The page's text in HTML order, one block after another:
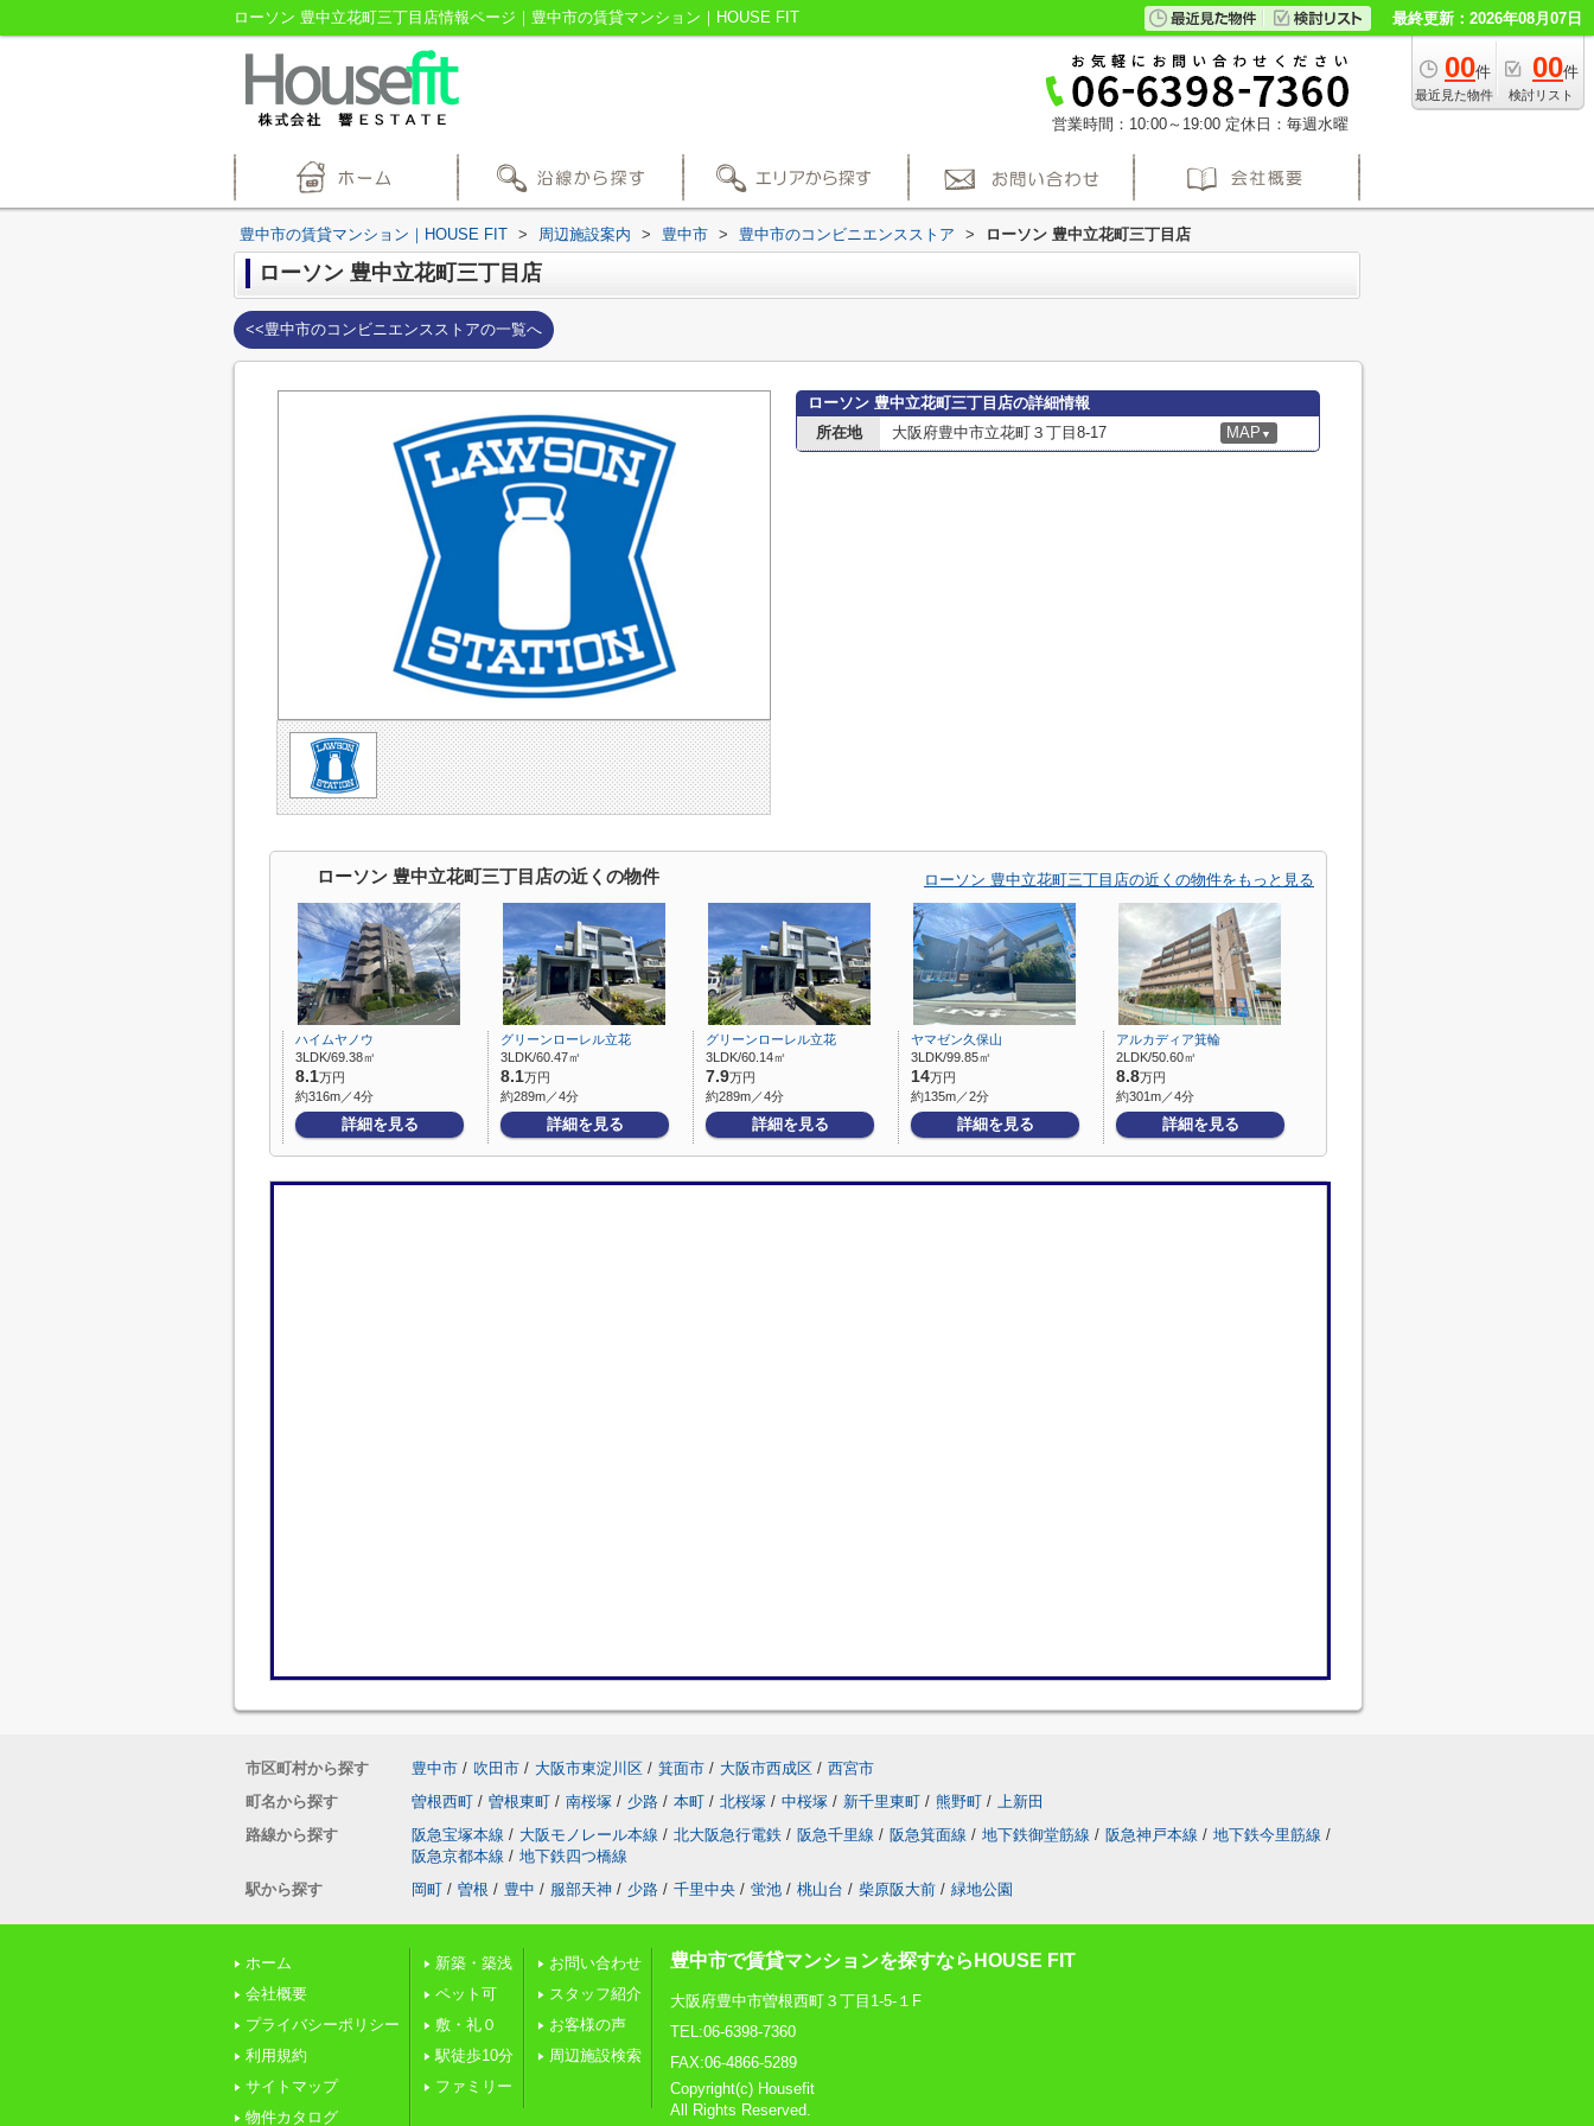
ローソン 豊中立花町三丁目店情報ページ｜豊中市の賃貸マンション｜HOUSE FIT 最終更新：2026年08月07日
00件
最近見た物件
00件
検討リスト
営業時間：10:00～19:00 定休日：毎週水曜
豊中市の賃貸マンション｜HOUSE FIT > 周辺施設案内 > 豊中市 > 豊中市のコンビニエンスストア > ローソン 豊中立花町三丁目店
ローソン 豊中立花町三丁目店
<<豊中市のコンビニエンスストアの一覧へ
ローソン 豊中立花町三丁目店の詳細情報
所在地
大阪府豊中市立花町３丁目8-17 MAP ▼
ローソン 豊中立花町三丁目店の近くの物件 ローソン 豊中立花町三丁目店の近くの物件をもっと見る
ハイムヤノウ
3LDK/69.38㎡
8.1万円
約316m／4分
詳細を見る
グリーンローレル立花
3LDK/60.47㎡
8.1万円
約289m／4分
詳細を見る
グリーンローレル立花
3LDK/60.14㎡
7.9万円
約289m／4分
詳細を見る
ヤマゼン久保山
3LDK/99.85㎡
14万円
約135m／2分
詳細を見る
アルカディア箕輪
2LDK/50.60㎡
8.8万円
約301m／4分
詳細を見る
市区町村から探す 豊中市 / 吹田市 / 大阪市東淀川区 / 箕面市 / 大阪市西成区 / 西宮市
町名から探す
曽根西町 / 曽根東町 / 南桜塚 / 少路 / 本町 / 北桜塚 / 中桜塚 / 新千里東町 / 熊野町 / 上新田
路線から探す
阪急宝塚本線 / 大阪モノレール本線 / 北大阪急行電鉄 / 阪急千里線 / 阪急箕面線 / 地下鉄御堂筋線 / 阪急神戸本線 / 地下鉄今里筋線 /
阪急京都本線 / 地下鉄四つ橋線
駅から探す
岡町 / 曽根 / 豊中 / 服部天神 / 少路 / 千里中央 / 蛍池 / 桃山台 / 柴原阪大前 / 緑地公園
ホーム
会社概要
プライバシーポリシー
利用規約
サイトマップ
物件カタログ
新築・築浅
ペット可
敷・礼０
駅徒歩10分
ファミリー
お問い合わせ
スタッフ紹介
お客様の声
周辺施設検索
豊中市で賃貸マンションを探すならHOUSE FIT
大阪府豊中市曽根西町３丁目1-5-１F
TEL:06-6398-7360
FAX:06-4866-5289
Copyright(c) Housefit
All Rights Reserved.